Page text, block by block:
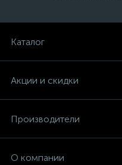
Каталог
Акции и скидки
Производители
О компании